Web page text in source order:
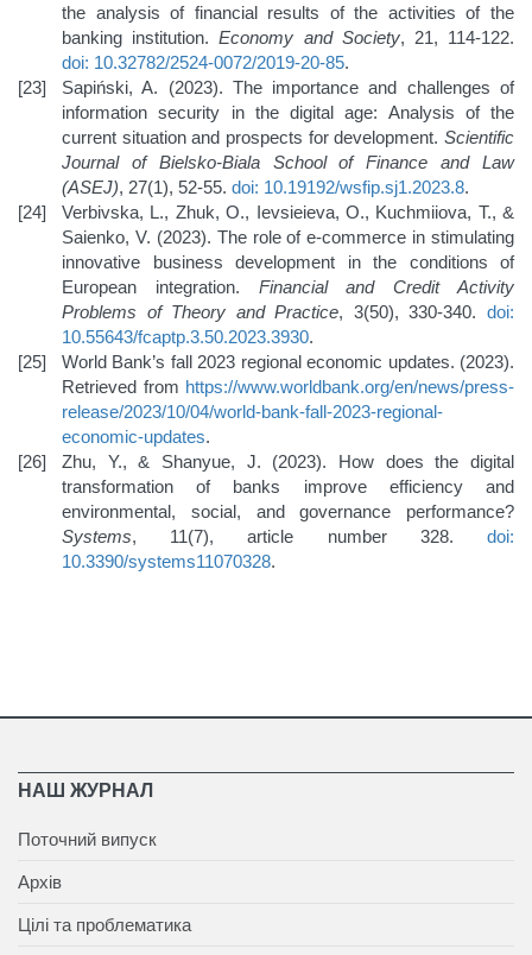
the analysis of financial results of the activities of the
banking institution.Economy and Society, 21, 114-122.
doi: 10.32782/2524-0072/2019-20-85.
Sapiński, A. (2023). The importance and challenges of
information security in the digital age: Analysis of the
current situation and prospects for development. Scientific
Journal of Bielsko-Biala School of Finance and Law
(ASEJ), 27(1), 52-55. doi: 10.19192/wsfip.sj1.2023.8.
Verbivska, L., Zhuk, O., Ievsieieva, O., Kuchmiiova, T., &
Saienko, V. (2023). The role of e-commerce in stimulating
innovative business development in the conditions of
European integration. Financial and Credit Activity
Problems of Theory and Practice, 3(50), 330-340.doi:
10.55643/fcaptp.3.50.2023.3930.
World Bank’s fall 2023 regional economic updates. (2023).
Retrieved from https://www.worldbank.org/en/news/press-
release/2023/10/04/world-bank-fall-2023-regional-
economic-updates.
Zhu, Y., & Shanyue, J. (2023). How does the digital
transformation of banks improve efficiency and
environmental, social, and governance performance?
Systems, 11(7), article number 328. doi:
10.3390/systems11070328.
НАШ ЖУРНАЛ
Поточний випуск
Архів
Цілі та проблематика